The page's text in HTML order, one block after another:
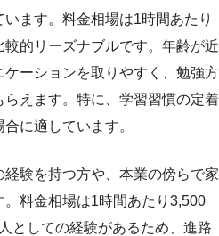
ます。料金相場は1時間あたり
的リーズナブルです。年齢が近
ーションを取りやすく、勉強方
えます。特に、学習習慣の定着
に適しています。
経験を持つ方や、本業の傍らで家
料金相場は1時間あたり3,500
としての経験があるため、進路